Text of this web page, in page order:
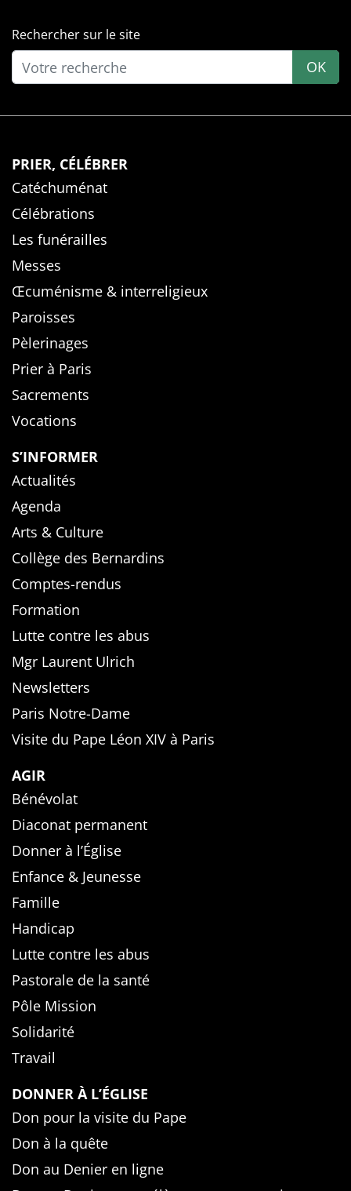
Rechercher sur le site
OK
PRIER, CÉLÉBRER
Catéchuménat
Célébrations
Les funérailles
Messes
Œcuménisme & interreligieux
Paroisses
Pèlerinages
Prier à Paris
Sacrements
Vocations
S’INFORMER
Actualités
Agenda
Arts & Culture
Collège des Bernardins
Comptes-rendus
Formation
Lutte contre les abus
Mgr Laurent Ulrich
Newsletters
Paris Notre-Dame
Visite du Pape Léon XIV à Paris
AGIR
Bénévolat
Diaconat permanent
Donner à l’Église
Enfance & Jeunesse
Famille
Handicap
Lutte contre les abus
Pastorale de la santé
Pôle Mission
Solidarité
Travail
DONNER À L’ÉGLISE
Don pour la visite du Pape
Don à la quête
Don au Denier en ligne